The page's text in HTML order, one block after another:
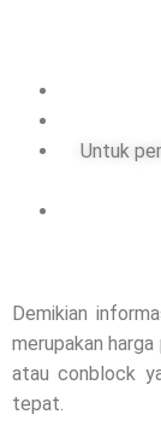
Untuk
Demikian
merupakan
atau conblock
tepat.